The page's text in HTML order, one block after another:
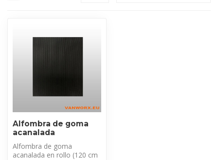
Alfombra de goma
acanalada
Alfombra de goma
acanalada en rollo (120 cm